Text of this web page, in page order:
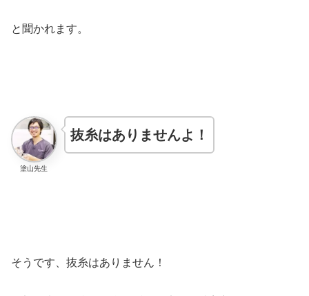
と聞かれます。
塗山先生
抜糸はありませんよ！
そうです、抜糸はありません！